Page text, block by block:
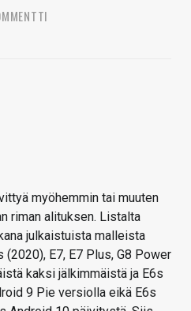
myöhemmin tai muuten
riman alituksen. Listalta
julkaistuista malleista
(2020), E7, E7 Plus, G8 Power
kaksi jälkimmäistä ja E6s
9 Pie versiolla eikä E6s